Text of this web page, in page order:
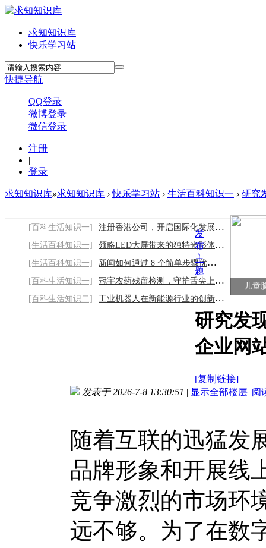
求知知识库
快乐学习站
快捷导航
QQ登录
微博登录
微信登录
注册
|
登录
求知知识库»求知知识库 › 快乐学习站 › 生活百科知识一 › 研究
[百科生活知识一]
注册香港公司，开启国际化发展之门2026/8/7
[生活百科知识一]
领略LED大屏带来的独特光影体验2026/8/7
[生活百科知识一]
新闻如何通过 8 个简单步骤优化您的网站以
[百科生活知识一]
冠宇农药残留检测，守护舌尖上的安全2026/8
[百科生活知识二]
工业机器人在新能源行业的创新落地与价值
儿童
发
布
主
题
研究发
企业网
[复制链接]
发表于 2026-7-8 13:30:51 | 显示全部楼层 |阅
随着互联的迅猛发
品牌形象和开展线
竞争激烈的市场环
远不够。为了在数